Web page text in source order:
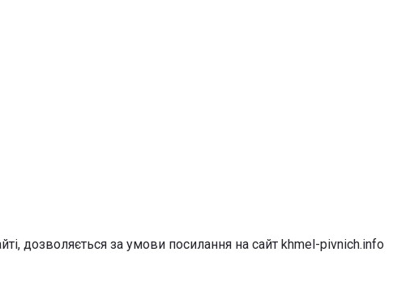
дозволяється за умови посилання на сайт khmel-pivnich.info